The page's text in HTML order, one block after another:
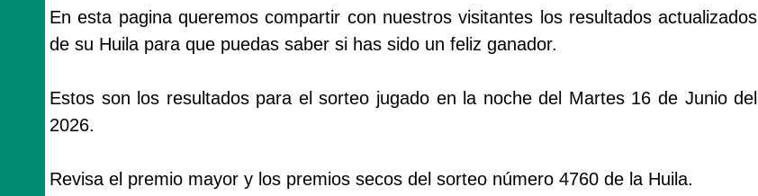
En esta pagina queremos compartir con nuestros visitantes los resultados actualizados
de su Huila para que puedas saber si has sido un feliz ganador.
Estos son los resultados para el sorteo jugado en la noche del Martes 16 de Junio del
2026.
Revisa el premio mayor y los premios secos del sorteo número 4760 de la Huila.